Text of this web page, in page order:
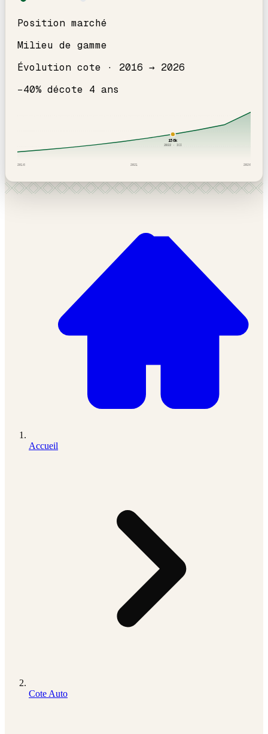
Position marché
Milieu de gamme
Évolution cote · 2016 → 2026
−40% décote 4 ans
156k
2022· ICI
2016 2021 2026
Accueil
Cote Auto